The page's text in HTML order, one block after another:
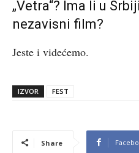
„Vetra“? Ima li u
nezavisni film?
Jeste i videćemo.
IZVOR FEST
Share